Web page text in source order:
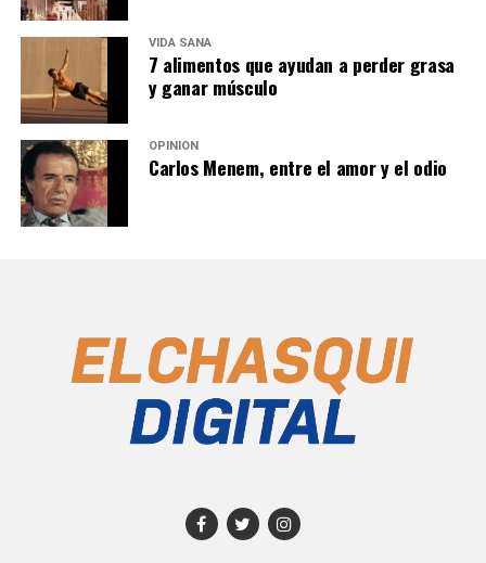
VIDA SANA
7 alimentos que ayudan a perder grasa
y ganar músculo
OPINIÓN
Carlos Menem, entre el amor y el odio